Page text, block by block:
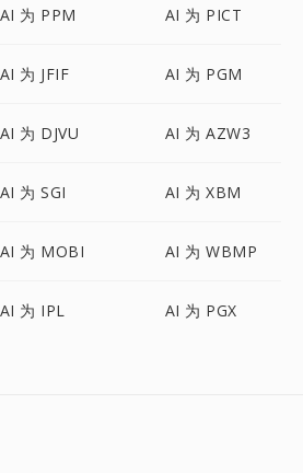
AI 为 PPM AI 为 PICT
AI 为 JFIF AI 为 PGM
AI 为 DJVU AI 为 AZW3
AI 为 SGI AI 为 XBM
AI 为 MOBI AI 为 WBMP
AI 为 IPL AI 为 PGX